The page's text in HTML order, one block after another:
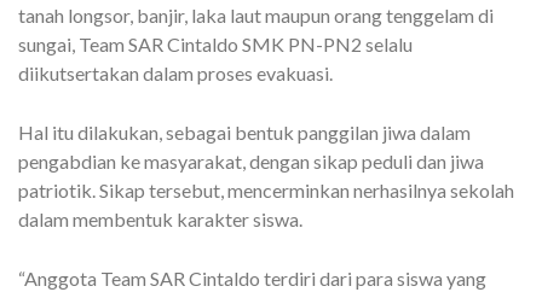
tanah longsor, banjir, laka laut maupun orang tenggelam di
sungai, Team SAR Cintaldo SMK PN-PN2 selalu
diikutsertakan dalam proses evakuasi.
Hal itu dilakukan, sebagai bentuk panggilan jiwa dalam
pengabdian ke masyarakat, dengan sikap peduli dan jiwa
patriotik. Sikap tersebut, mencerminkan nerhasilnya sekolah
dalam membentuk karakter siswa.
“Anggota Team SAR Cintaldo terdiri dari para siswa yang